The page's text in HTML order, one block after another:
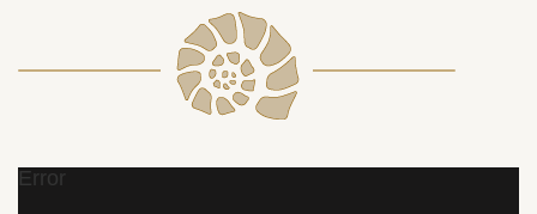
Error